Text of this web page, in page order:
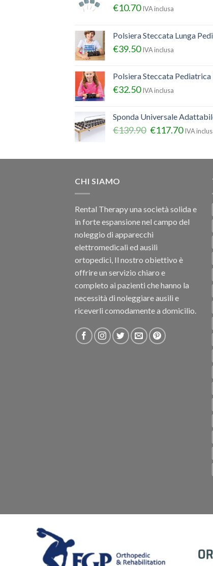
€10.70 IVA inclusa
Polsiera Steccata Lunga
€39.50 IVA inclusa
Polsiera Steccata
€32.50 IVA inclusa
Sponda Universale
€139.90 €117.70 IVA
CHI SIAMO
Rental Therapy una società solida e
in forte espansione nel campo del
noleggio di apparecchi
elettromedicali ed ausili
ortopedici, Il nostro obiettivo è
offrire un servizio chiaro e
completo ai pazienti che hanno la
necessità di noleggiare ausili e
riceverli comodamente a domicilio.